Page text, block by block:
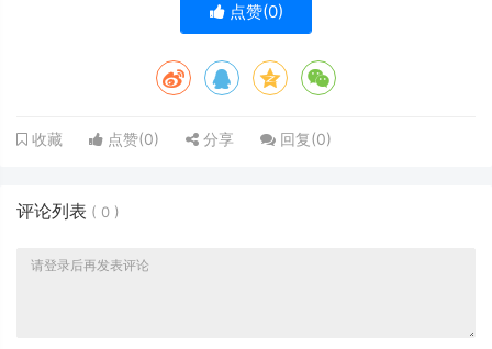
点赞(0)
收藏 点赞(0) 分享 回复(0)
评论列表 ( 0 )